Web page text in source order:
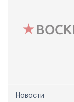
Новости